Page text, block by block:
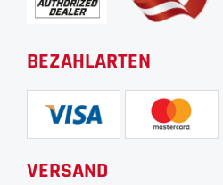
BEZAHLARTEN
VERSAND